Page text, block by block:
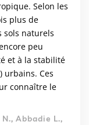
Selon les
plus de
sols naturels
peu
et à la stabilité
urbains. Ces
connaître le
Abbadie L.,